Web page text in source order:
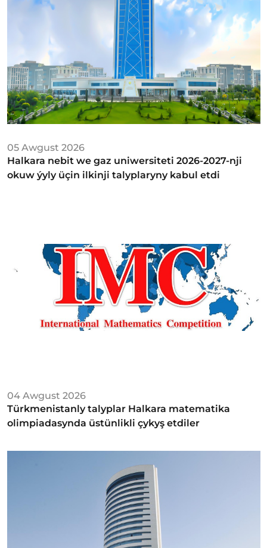
05 Awgust 2026
Halkara nebit we gaz uniwersiteti 2026-2027-nji
okuw ýyly üçin ilkinji talyplaryny kabul etdi
04 Awgust 2026
Türkmenistanly talyplar Halkara matematika
olimpiadasynda üstünlikli çykyş etdiler